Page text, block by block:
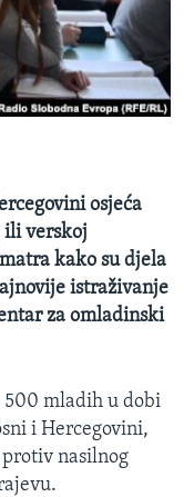
osjeća
ili verskoj
kako su djela
istraživanje
za omladinski
500 mladih u dobi
i Hercegovini,
nasilnog